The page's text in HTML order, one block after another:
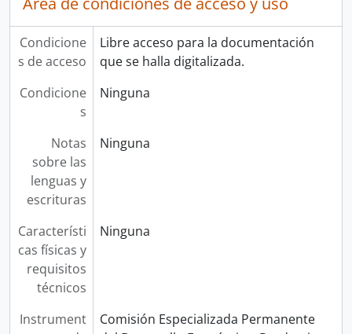
Condicione
s de acceso
Libre acceso para la documentación
que se halla digitalizada.
Condicione
s
Ninguna
Notas
sobre las
lenguas y
escrituras
Ninguna
Característi
cas físicas y
requisitos
técnicos
Ninguna
Instrument
Comisión Especializada Permanente